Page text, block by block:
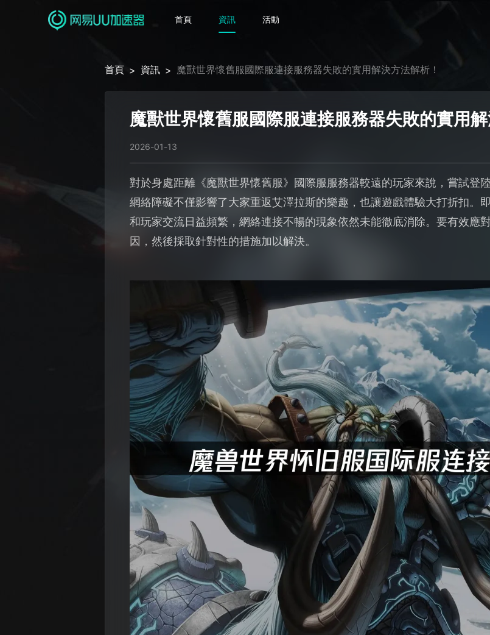
首頁 資訊 活動
首頁 > 資訊 > 魔獸世界懷舊服國際服連接服務器失敗的實用解決方法解析！
魔獸世界懷舊服國際服連接服務器失敗的實用解
2026-01-13
對於身處距離《魔獸世界懷舊服》國際服服務器較遠的玩家來說，嘗試登
網絡障礙不僅影響了大家重返艾澤拉斯的樂趣，也讓遊戲體驗大打折扣。
和玩家交流日益頻繁，網絡連接不暢的現象依然未能徹底消除。要有效應
因，然後採取針對性的措施加以解決。